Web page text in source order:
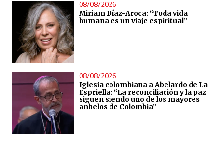
08/08/2026
Miriam Díaz-Aroca: “Toda vida
humana es un viaje espiritual”
08/08/2026
Iglesia colombiana a Abelardo de La
Espriella: “La reconciliación y la paz
siguen siendo uno de los mayores
anhelos de Colombia”